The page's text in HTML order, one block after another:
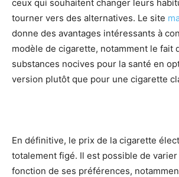
ceux qui souhaitent changer leurs
tourner vers des alternatives. Le site
donne des avantages intéressants à
modèle de cigarette, notamment le fait
substances nocives pour la santé en
version plutôt que pour une cigarette
En définitive, le prix de la cigarette
totalement figé. Il est possible de
fonction de ses préférences,